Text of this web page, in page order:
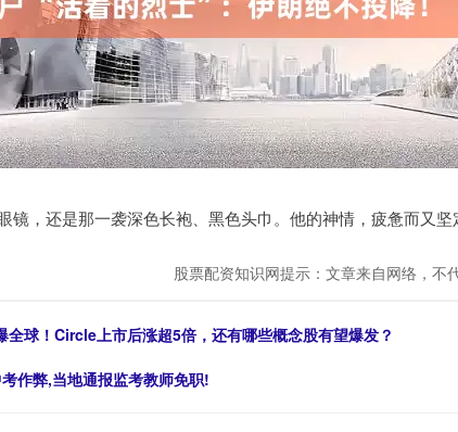
，还是那一袭深色长袍、黑色头巾。他的神情，疲惫而又坚
股票配资知识网提示：文章来自网络，不
全球！Circle上市后涨超5倍，还有哪些概念股有望爆发？
作弊,当地通报监考教师免职!